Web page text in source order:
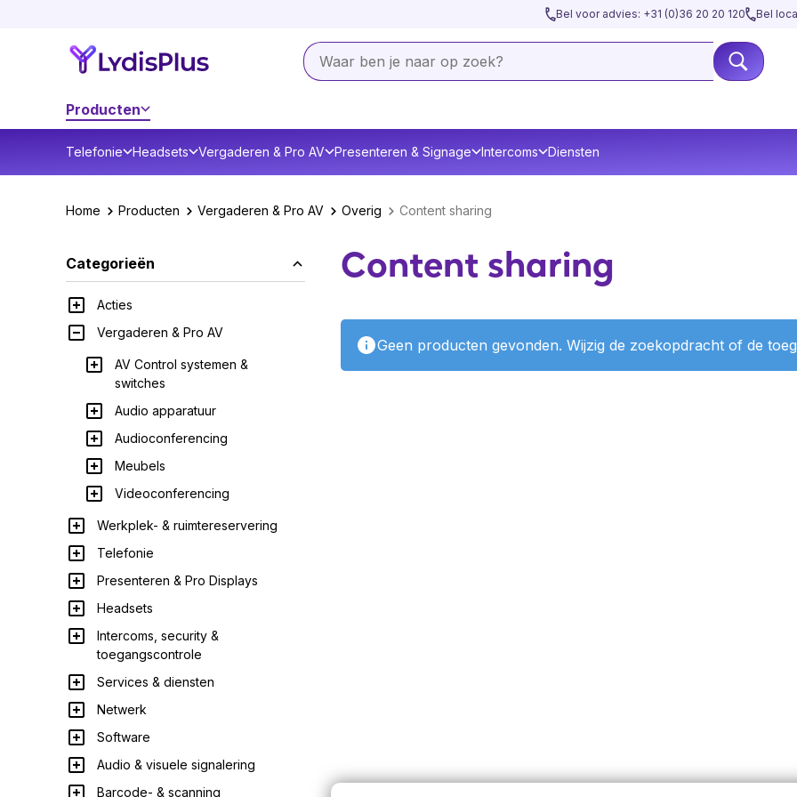
Bel voor advies: +31 (0)36 20 20 120 Bel
Producten
Telefonie Headsets Vergaderen & Pro AV Presenteren & Signage Intercoms Diensten
Home Producten Vergaderen & Pro AV Overig Content sharing
Categorieën
Acties
Vergaderen & Pro AV
AV Control systemen &
switches
Audio apparatuur
Audioconferencing
Meubels
Videoconferencing
Werkplek- & ruimtereservering
Telefonie
Presenteren & Pro Displays
Headsets
Intercoms, security &
toegangscontrole
Services & diensten
Netwerk
Software
Audio & visuele signalering
Barcode- & scanning
Content sharing
Geen producten gevonden. Wijzig de zoekopdracht of de